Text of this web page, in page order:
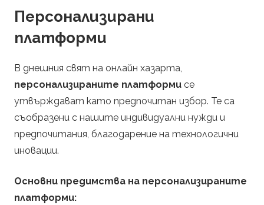
Персонализирани
платформи
В днешния свят на онлайн хазарта,
персонализираните платформи се
утвърждават като предпочитан избор. Те са
съобразени с нашите индивидуални нужди и
предпочитания, благодарение на технологични
иновации.
Основни предимства на персонализираните
платформи: